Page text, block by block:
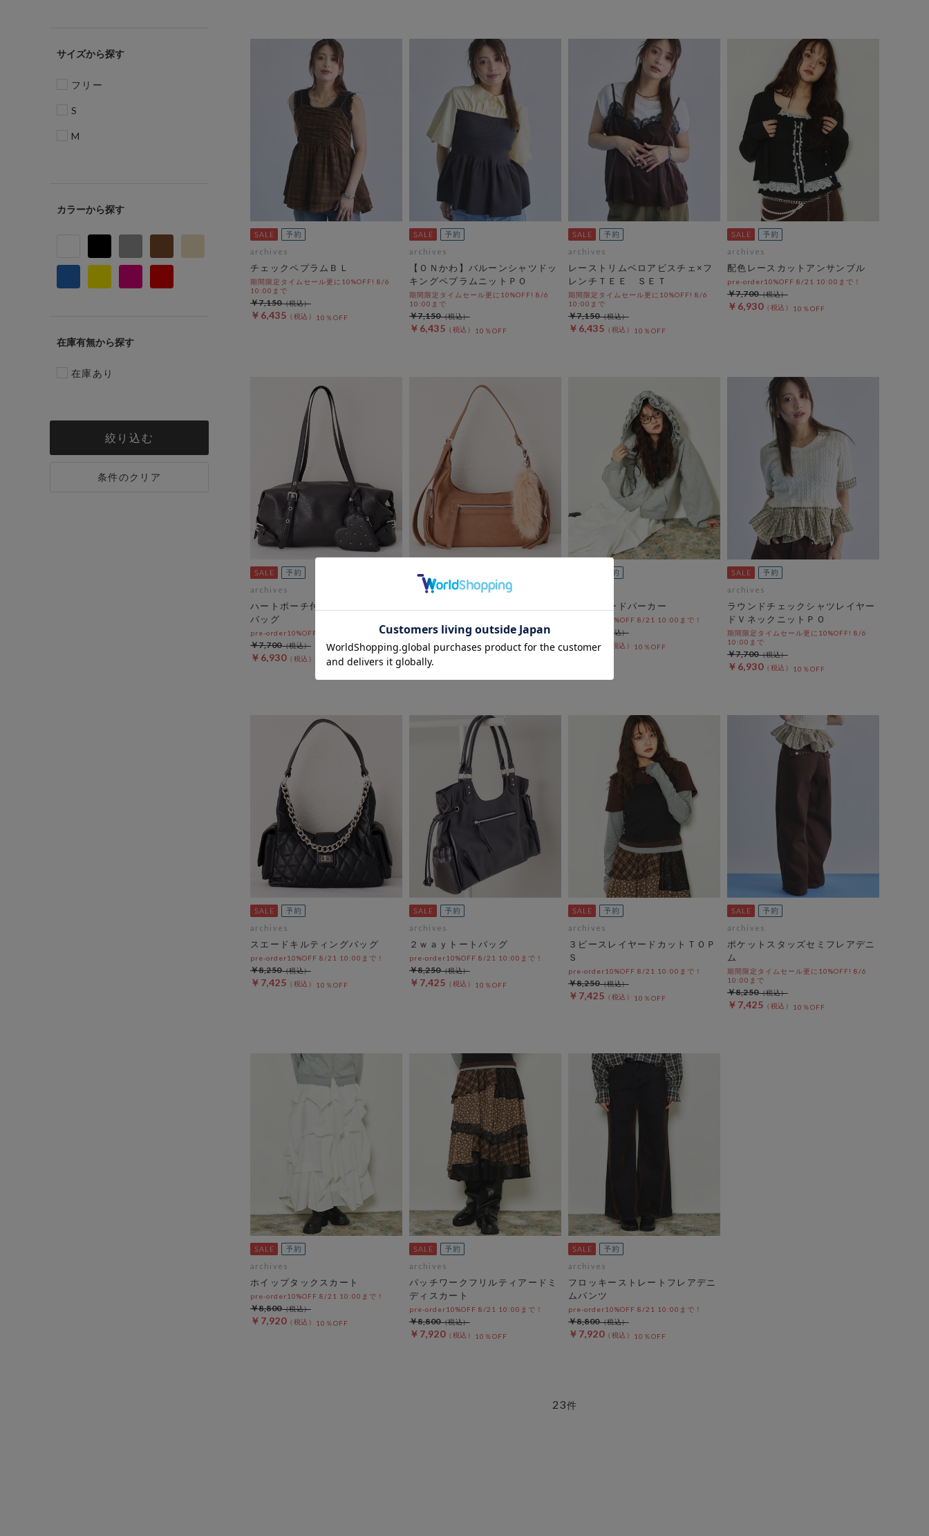
サイズ
フリー
S
M
カラー
在庫有無
在庫あり
絞り込む
条件のクリア
archives
チェックペプラムＢＬ
期間限定タイムセール更に10%OFF! 8/6
10:00まで
￥6,435 10％OFF
￥7,150
archives
【ＯＮかわ】バルーンシャツドッ
キングペプラムニットＰＯ
期間限定タイムセール更に10%OFF! 8/6
10:00まで
￥6,435 10％OFF
￥7,150
archives
レーストリムベロアビスチェ×フ
レンチＴＥＥ ＳＥＴ
期間限定タイムセール更に10%OFF! 8/6
10:00まで
￥6,435 10％OFF
￥7,150
archives
配色レースカットアンサンブル
pre-order10%OFF 8/21 10:00まで！
￥6,930 10％OFF
￥7,700
archives
ハートポーチ付きベルトボストン
バッグ
pre-order10%OFF 8/21 10:00まで！
￥6,930 10％OFF
￥7,700
archives
￥6,930 10％OFF
￥7,700
フリルフードパーカー
pre-order10%OFF 8/21 10:00まで！
￥6,930 10％OFF
archives
ラウンドチェックシャツレイヤー
ドＶネックニットＰＯ
期間限定タイムセール更に10%OFF! 8/6
10:00まで
￥6,930 10％OFF
￥7,700
archives
スエードキルティングバッグ
pre-order10%OFF 8/21 10:00まで！
￥7,425 10％OFF
￥8,250
archives
２ｗａｙトートバッグ
pre-order10%OFF 8/21 10:00まで！
￥7,425 10％OFF
￥8,250
archives
３ピースレイヤードカットＴＯＰ
Ｓ
pre-order10%OFF 8/21 10:00まで！
￥7,425 10％OFF
￥8,250
archives
ポケットスタッズセミフレアデニ
ム
期間限定タイムセール更に10%OFF! 8/6
10:00まで
￥7,425 10％OFF
￥8,250
archives
ホイップタックスカート
pre-order10%OFF 8/21 10:00まで！
￥7,920 10％OFF
￥8,800
archives
パッチワークフリルティアードミ
ディスカート
pre-order10%OFF 8/21 10:00まで！
￥7,920 10％OFF
￥8,800
archives
フロッキーストレートフレアデニ
ムパンツ
pre-order10%OFF 8/21 10:00まで！
￥7,920 10％OFF
￥8,800
23件